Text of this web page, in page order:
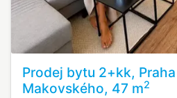
Prodej bytu 2+kk,
Makovského, 47 m2